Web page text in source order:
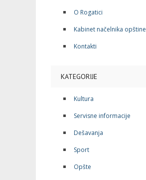
O Rogatici
Kabinet načelnika opštine
Kontakti
KATEGORIJE
Kultura
Servisne informacije
Dešavanja
Sport
Opšte